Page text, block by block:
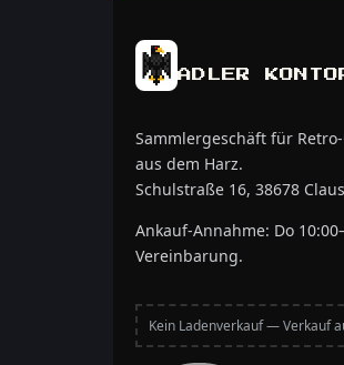
ADLER
Sammlergeschäft für
aus dem Harz.
Schulstraße 16, 38678
Ankauf-Annahme: Do
Vereinbarung.
Kein Ladenverkauf — Verkauf